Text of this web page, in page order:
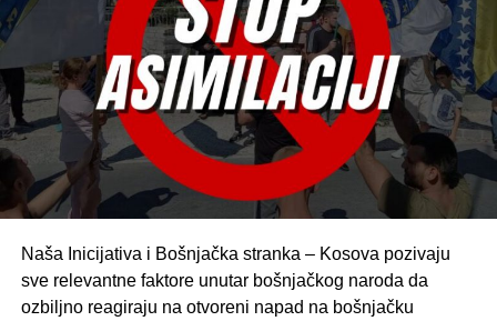
Naša Inicijativa i Bošnjačka stranka – Kosova pozivaju
sve relevantne faktore unutar bošnjačkog naroda da
ozbiljno reagiraju na otvoreni napad na bošnjačku